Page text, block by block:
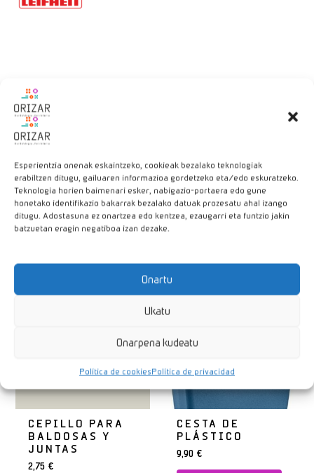
Esperientzia onenak eskaintzeko, cookieak bezalako teknologiak
erabiltzen ditugu, gailuaren informazioa gordetzeko eta/edo eskuratzeko.
Teknologia horien baimenari esker, nabigazio-portaera edo gune
honetako identifikazio bakarrak bezalako datuak prozesatu ahal izango
ditugu. Adostasuna ez onartzea edo kentzea, ezaugarri eta funtzio jakin
batzuetan eragin negatiboa izan dezake.
Onartu
Ukatu
Onarpena kudeatu
Política de cookiesPolítica de privacidad
Descripción
Dispone de dos soportes para colgar ropas pequeñas sin
necesidad de usar pinzas.
También tenemos de 150 metros y 120 metros de capacidad.
CEPILLO PARA
BALDOSAS Y
JUNTAS
2,75 €
CESTA DE
PLÁSTICO
9,90 €